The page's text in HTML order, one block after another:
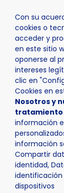
Con su
cookies o
acceder y
en este sitio
oponerse al
intereses
clic en
Cookies en
Nosotros y
tratamiento
información
información
Compartir
identidad,
dispositivos
Inicio